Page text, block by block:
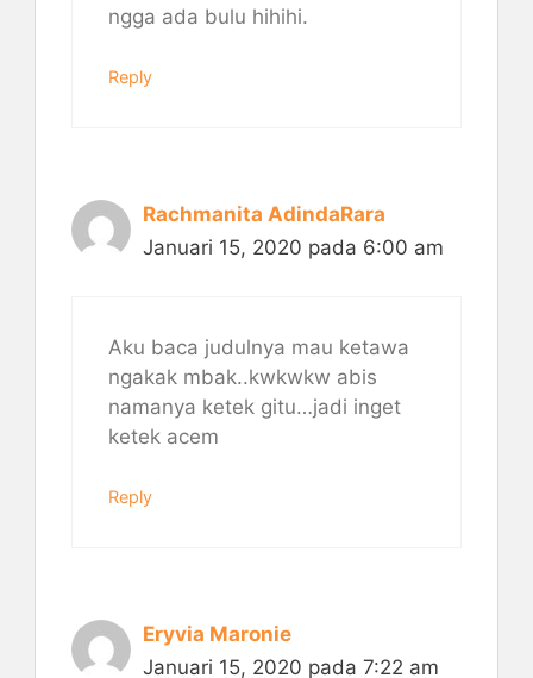
ngga ada bulu hihihi.
Reply
Rachmanita AdindaRara
Januari 15, 2020 pada 6:00 am
Aku baca judulnya mau ketawa
ngakak mbak..kwkwkw abis
namanya ketek gitu…jadi inget
ketek acem
Reply
Eryvia Maronie
Januari 15, 2020 pada 7:22 am